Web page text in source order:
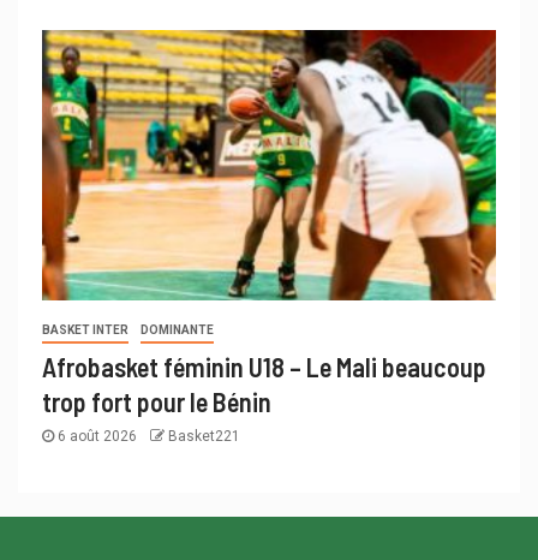
BASKET INTER DOMINANTE
Afrobasket féminin U18 – Le Mali beaucoup
trop fort pour le Bénin
6 août 2026 Basket221